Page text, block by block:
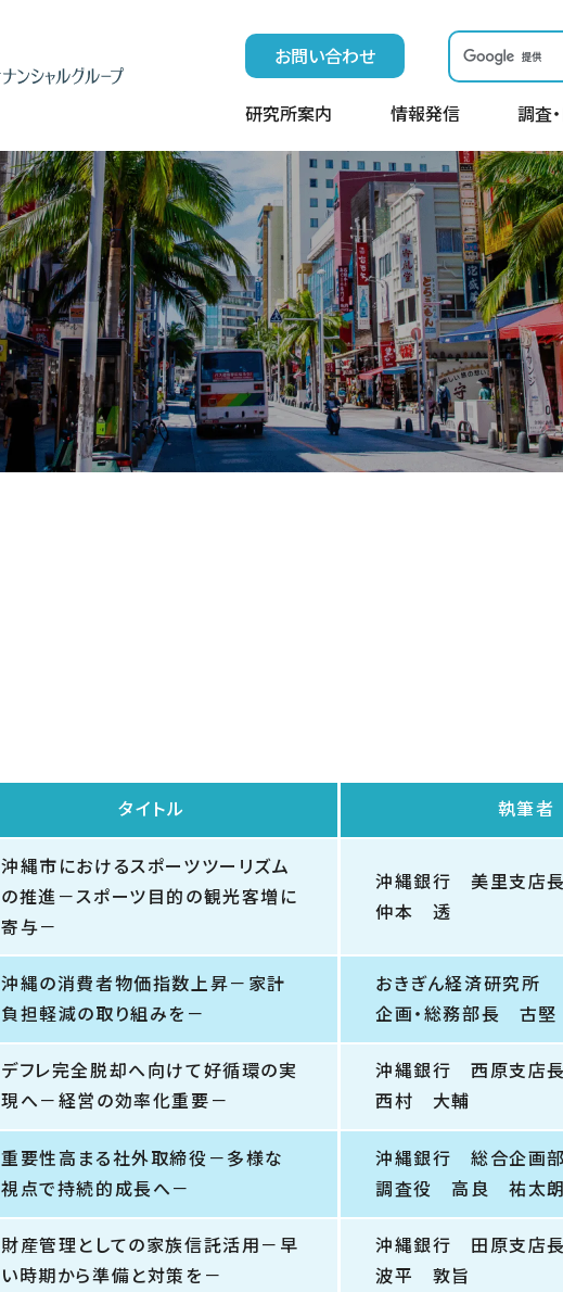
お問い合わせ
研究所案内 情報発信 調査
タイトル 執筆者
沖縄市におけるスポーツツーリズム
の推進－スポーツ目的の観光客増に
寄与－
沖縄銀行 美里支店長
仲本 透
沖縄の消費者物価指数上昇－家計
負担軽減の取り組みを－
おきぎん経済研究所
企画・総務部長 古
デフレ完全脱却へ向けて好循環の実
現へ－経営の効率化重要－
沖縄銀行 西原支店長
西村 大輔
重要性高まる社外取締役－多様な
視点で持続的成長へ－
沖縄銀行 総合企画部
調査役 高良 祐太朗
財産管理としての家族信託活用－早
い時期から準備と対策を－
沖縄銀行 田原支店長
波平 敦旨